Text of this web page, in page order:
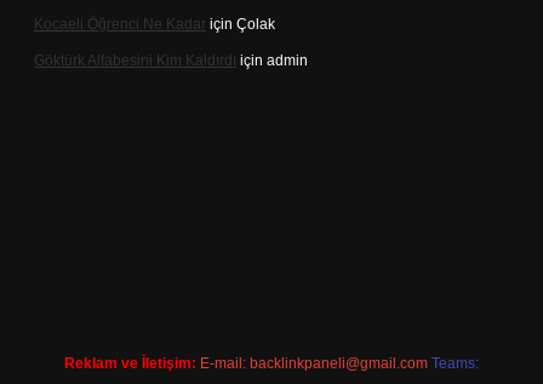
Kocaeli Öğrenci Ne Kadar için Çolak
Göktürk Alfabesini Kim Kaldırdı için admin
Reklam ve İletişim: E-mail: backlinkpaneli@gmail.com Teams: